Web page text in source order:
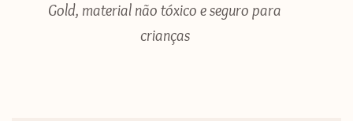
Gold, material não tóxico e seguro para
crianças